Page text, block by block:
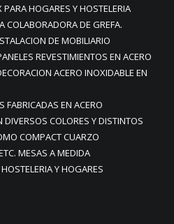
HOGARES Y HOSTELERIA
COLABORADORA DE GREFA.
DE MOBILIARIO
REVESTIMIENTOS EN ACERO
ACERO INOXIDABLE EN
FABRICADAS EN ACERO
DIVERSOS COLORES Y DISTINTOS
COMPACT CUARZO
MESAS A MEDIDA
Y HOGARES